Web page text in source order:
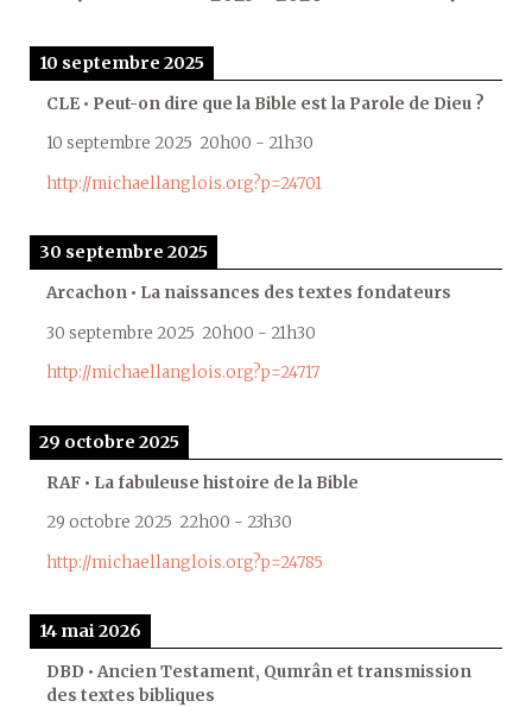
10 septembre 2025
CLE • Peut-on dire que la Bible est la Parole de Dieu ?
10 septembre 2025 20h00 - 21h30
http://michaellanglois.org?p=24701
30 septembre 2025
Arcachon • La naissances des textes fondateurs
30 septembre 2025 20h00 - 21h30
http://michaellanglois.org?p=24717
29 octobre 2025
RAF • La fabuleuse histoire de la Bible
29 octobre 2025 22h00 - 23h30
http://michaellanglois.org?p=24785
14 mai 2026
DBD • Ancien Testament, Qumrân et transmission
des textes bibliques